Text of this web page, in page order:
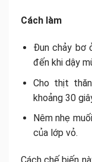
Cách làm
Đun chảy bơ
đến khi dậy
Cho thịt
khoảng 30
Nêm nhẹ
của lớp vỏ.